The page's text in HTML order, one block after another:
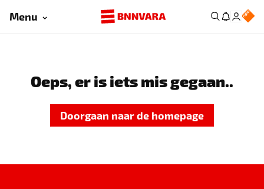
Menu
Oeps, er is iets mis gegaan..
Doorgaan naar de homepage